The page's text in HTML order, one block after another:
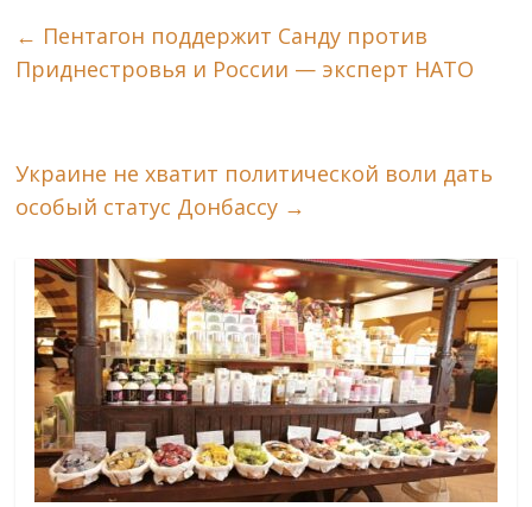
← Пентагон поддержит Санду против
Приднестровья и России — эксперт НАТО
Украине не хватит политической воли дать
особый статус Донбассу →